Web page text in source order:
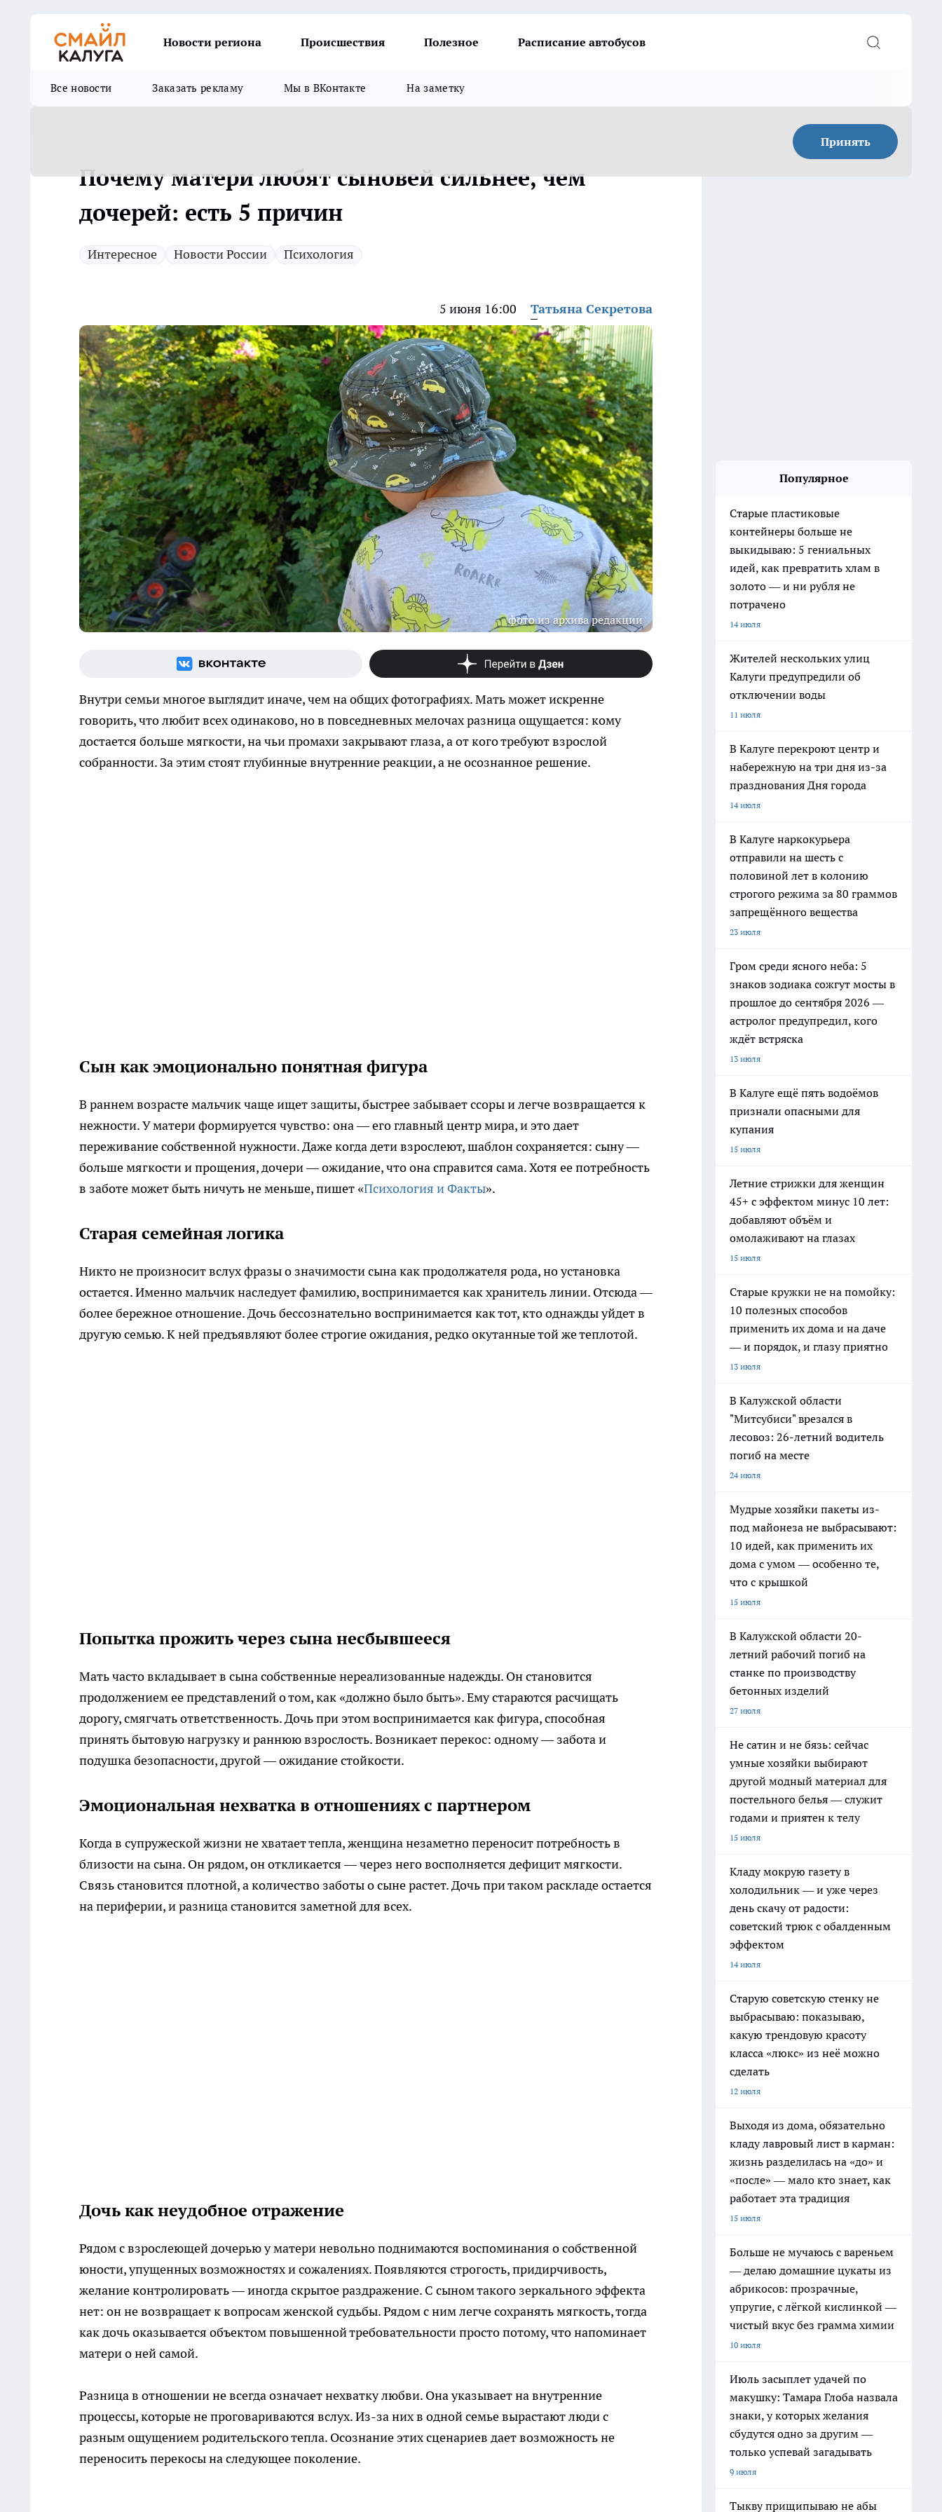
Новости региона Происшествия Полезное Расписание автобусов
Все новости Заказать рекламу Мы в ВКонтакте На заметку
Принять
Почему матери любят сыновей сильнее, чем
дочерей: есть 5 причин
Интересное Новости России Психология
5 июня 16:00 Татьяна Секретова
фото из архива редакции
Внутри семьи многое выглядит иначе, чем на общих фотографиях. Мать может искренне
говорить, что любит всех одинаково, но в повседневных мелочах разница ощущается: кому
достается больше мягкости, на чьи промахи закрывают глаза, а от кого требуют взрослой
собранности. За этим стоят глубинные внутренние реакции, а не осознанное решение.
Сын как эмоционально понятная фигура
В раннем возрасте мальчик чаще ищет защиты, быстрее забывает ссоры и легче возвращается к
нежности. У матери формируется чувство: она — его главный центр мира, и это дает
переживание собственной нужности. Даже когда дети взрослеют, шаблон сохраняется: сыну —
больше мягкости и прощения, дочери — ожидание, что она справится сама. Хотя ее потребность
в заботе может быть ничуть не меньше, пишет «Психология и Факты».
Старая семейная логика
Никто не произносит вслух фразы о значимости сына как продолжателя рода, но установка
остается. Именно мальчик наследует фамилию, воспринимается как хранитель линии. Отсюда —
более бережное отношение. Дочь бессознательно воспринимается как тот, кто однажды уйдет в
другую семью. К ней предъявляют более строгие ожидания, редко окутанные той же теплотой.
Попытка прожить через сына несбывшееся
Мать часто вкладывает в сына собственные нереализованные надежды. Он становится
продолжением ее представлений о том, как «должно было быть». Ему стараются расчищать
дорогу, смягчать ответственность. Дочь при этом воспринимается как фигура, способная
принять бытовую нагрузку и раннюю взрослость. Возникает перекос: одному — забота и
подушка безопасности, другой — ожидание стойкости.
Эмоциональная нехватка в отношениях с партнером
Когда в супружеской жизни не хватает тепла, женщина незаметно переносит потребность в
близости на сына. Он рядом, он откликается — через него восполняется дефицит мягкости.
Связь становится плотной, а количество заботы о сыне растет. Дочь при таком раскладе остается
на периферии, и разница становится заметной для всех.
Дочь как неудобное отражение
Рядом с взрослеющей дочерью у матери невольно поднимаются воспоминания о собственной
юности, упущенных возможностях и сожалениях. Появляются строгость, придирчивость,
желание контролировать — иногда скрытое раздражение. С сыном такого зеркального эффекта
нет: он не возвращает к вопросам женской судьбы. Рядом с ним легче сохранять мягкость, тогда
как дочь оказывается объектом повышенной требовательности просто потому, что напоминает
матери о ней самой.
Разница в отношении не всегда означает нехватку любви. Она указывает на внутренние
процессы, которые не проговариваются вслух. Из-за них в одной семье вырастают люди с
разным ощущением родительского тепла. Осознание этих сценариев дает возможность не
переносить перекосы на следующее поколение.
Популярное
Старые пластиковые
контейнеры больше не
выкидываю: 5 гениальных
идей, как превратить хлам в
золото — и ни рубля не
потрачено
14 июля
Жителей нескольких улиц
Калуги предупредили об
отключении воды
11 июля
В Калуге перекроют центр и
набережную на три дня из-за
празднования Дня города
14 июля
В Калуге наркокурьера
отправили на шесть с
половиной лет в колонию
строгого режима за 80 граммов
запрещённого вещества
23 июля
Гром среди ясного неба: 5
знаков зодиака сожгут мосты в
прошлое до сентября 2026 —
астролог предупредил, кого
ждёт встряска
13 июля
В Калуге ещё пять водоёмов
признали опасными для
купания
15 июля
Летние стрижки для женщин
45+ с эффектом минус 10 лет:
добавляют объём и
омолаживают на глазах
15 июля
Старые кружки не на помойку:
10 полезных способов
применить их дома и на даче
— и порядок, и глазу приятно
13 июля
В Калужской области
"Митсубиси" врезался в
лесовоз: 26-летний водитель
погиб на месте
24 июля
Мудрые хозяйки пакеты из-
под майонеза не выбрасывают:
10 идей, как применить их
дома с умом — особенно те,
что с крышкой
15 июля
В Калужской области 20-
летний рабочий погиб на
станке по производству
бетонных изделий
27 июля
Не сатин и не бязь: сейчас
умные хозяйки выбирают
другой модный материал для
постельного белья — служит
годами и приятен к телу
15 июля
Кладу мокрую газету в
холодильник — и уже через
день скачу от радости:
советский трюк с обалденным
эффектом
14 июля
Старую советскую стенку не
выбрасываю: показываю,
какую трендовую красоту
класса «люкс» из неё можно
сделать
12 июля
Выходя из дома, обязательно
кладу лавровый лист в карман:
жизнь разделилась на «до» и
«после» — мало кто знает, как
работает эта традиция
15 июля
Больше не мучаюсь с вареньем
— делаю домашние цукаты из
абрикосов: прозрачные,
упругие, с лёгкой кислинкой —
чистый вкус без грамма химии
10 июля
Июль засыплет удачей по
макушку: Тамара Глоба назвала
знаки, у которых желания
сбудутся одно за другим —
только успевай загадывать
9 июля
Тыкву прищипываю не абы